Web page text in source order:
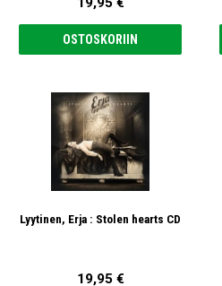
OSTOSKORIIN
Lyytinen, Erja : Stolen hearts CD
19,95 €